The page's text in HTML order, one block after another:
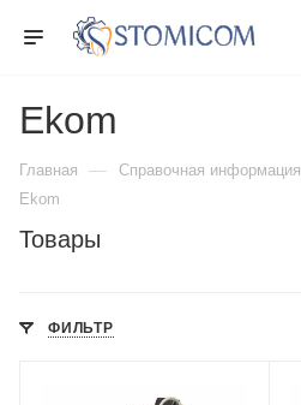
Ekom
Главная — Справочная информация
Ekom
Товары
ФИЛЬТР